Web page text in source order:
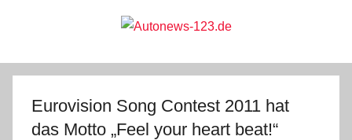
Autonews-
123.de
Eurovision Song Contest 2011 hat
das Motto „Feel your heart beat!“